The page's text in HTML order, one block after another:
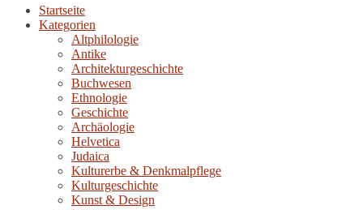
Startseite
Kategorien
Altphilologie
Antike
Architekturgeschichte
Buchwesen
Ethnologie
Geschichte
Archäologie
Helvetica
Judaica
Kulturerbe & Denkmalpflege
Kulturgeschichte
Kunst & Design